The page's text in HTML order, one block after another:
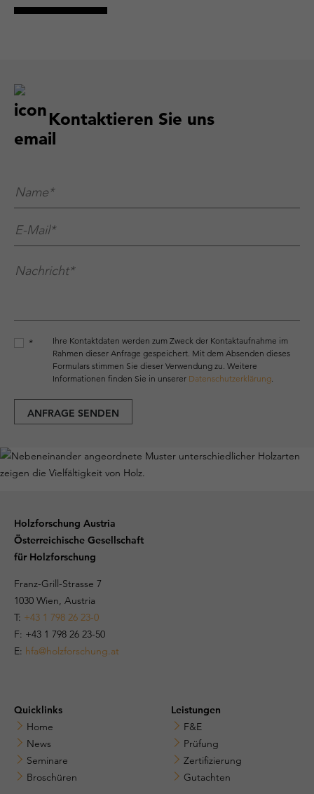
Kontaktieren Sie uns
Name**
E-Mail**
Nachricht**
*
Ihre Kontaktdaten werden zum Zweck der Kontaktaufnahme im
Rahmen dieser Anfrage gespeichert. Mit dem Absenden dieses
Formulars stimmen Sie dieser Verwendung zu. Weitere
Informationen finden Sie in unserer Datenschutzerklärung.
ANFRAGE SENDEN
Holzforschung Austria
Österreichische Gesellschaft
für Holzforschung
Franz-Grill-Strasse 7
1030 Wien, Austria
T: +43 1 798 26 23-0
​​F: +43 1 798 26 23-50
E: hfa@holzforschung.at
Quicklinks
Home
News
Seminare
Broschüren
Leistungen
F&E
Prüfung
Zertifizierung
Gutachten